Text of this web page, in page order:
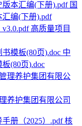
国
编(下册).pdf
高质量项目
中
(80页).doc
养护集团有限公司
核